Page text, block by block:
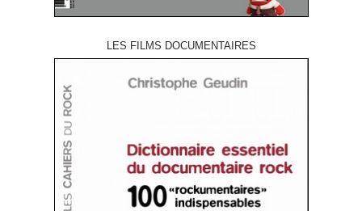
LES FILMS DOCUMENTAIRES